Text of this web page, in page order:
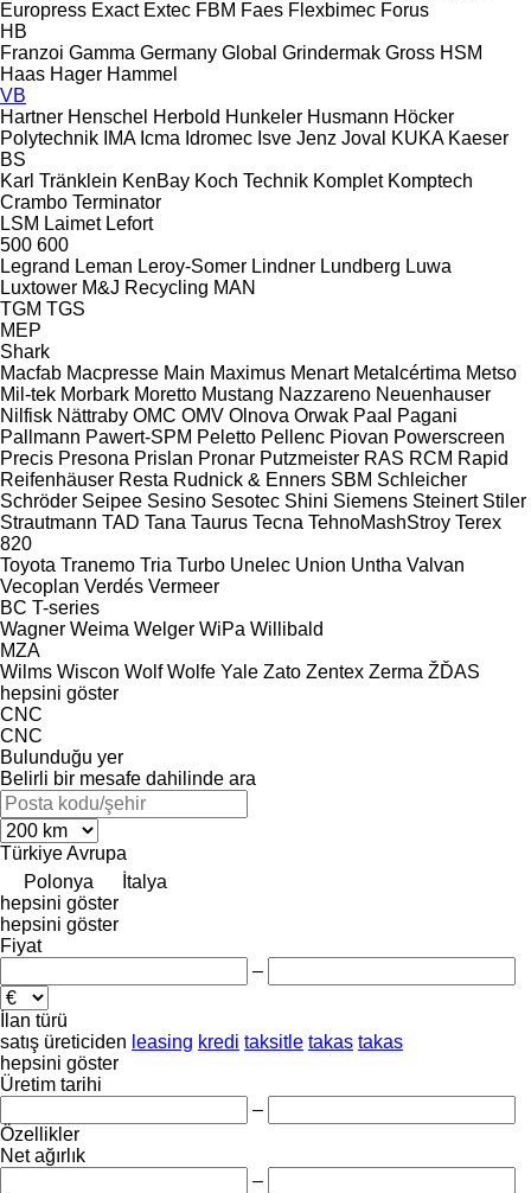
Europress Exact Extec FBM Faes Flexbimec Forus
HB
Franzoi Gamma Germany Global Grindermak Gross HSM
Haas Hager Hammel
VB
Hartner Henschel Herbold Hunkeler Husmann Höcker
Polytechnik IMA Icma Idromec Isve Jenz Joval KUKA Kaeser
BS
Karl Tränklein KenBay Koch Technik Komplet Komptech
Crambo Terminator
LSM Laimet Lefort
500 600
Legrand Leman Leroy-Somer Lindner Lundberg Luwa
Luxtower M&J Recycling MAN
TGM TGS
MEP
Shark
Macfab Macpresse Main Maximus Menart Metalcértima Metso
Mil-tek Morbark Moretto Mustang Nazzareno Neuenhauser
Nilfisk Nättraby OMC OMV Olnova Orwak Paal
Pagani
Pallmann Pawert-SPM Peletto Pellenc Piovan Powerscreen
Precis Presona Prislan Pronar Putzmeister RAS RCM Rapid
Reifenhäuser Resta Rudnick & Enners SBM Schleicher
Schröder Seipee Sesino Sesotec Shini Siemens Steinert Stiler
Strautmann TAD Tana Taurus Tecna TehnoMashStroy Terex
820
Toyota Tranemo Tria Turbo Unelec Union Untha Valvan
Vecoplan Verdés Vermeer
BC T-series
Wagner Weima Welger WiPa Willibald
MZA
Wilms Wiscon Wolf Wolfe Yale Zato Zentex Zerma ŽĎAS
hepsini göster
CNC
CNC
Bulunduğu yer
Belirli bir mesafe dahilinde ara
TürkiyeAvrupa
Polonya
İtalya
hepsini göster
hepsini göster
Fiyat
–
İlan türü
satış üreticiden leasing kredi taksitle takas takas
hepsini göster
Üretim tarihi
–
Özellikler
Net ağırlık
–